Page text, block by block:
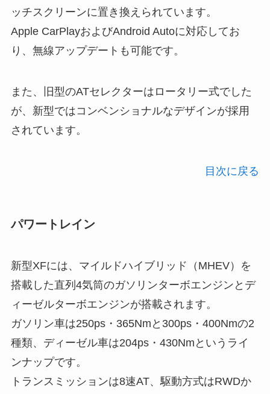
ッチスクリーンに置き換えられています。
Apple CarPlayおよびAndroid Autoに対応してお
り、無線アップデートも可能です。
また、旧型のATセレクターはロータリー式でした
が、新型ではコンベンショナルなデザインが採用
されています。
目次に戻る
パワートレイン
新型XFには、マイルドハイブリッド（MHEV）を
搭載した直列4気筒のガソリンターボエンジンとデ
ィーゼルターボエンジンが搭載されます。
ガソリン車は250ps・365Nmと300ps・400Nmの2
種類、ディーゼル車は204ps・430Nmというライ
ンナップです。
トランスミッションは8速AT、駆動方式はRWDか